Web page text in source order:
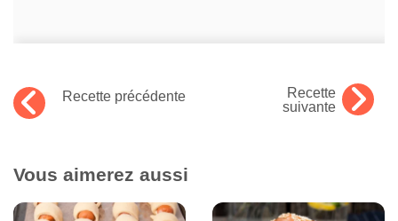
Recette précédente
Recette
suivante
Vous aimerez aussi